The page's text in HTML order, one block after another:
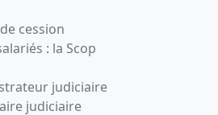
cession
: la Scop
judiciaire
judiciaire